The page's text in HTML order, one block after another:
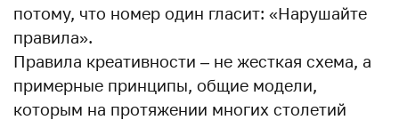
потому, что номер один гласит: «Нарушайте
правила».
Правила креативности – не жесткая схема, а
примерные принципы, общие модели,
которым на протяжении многих столетий